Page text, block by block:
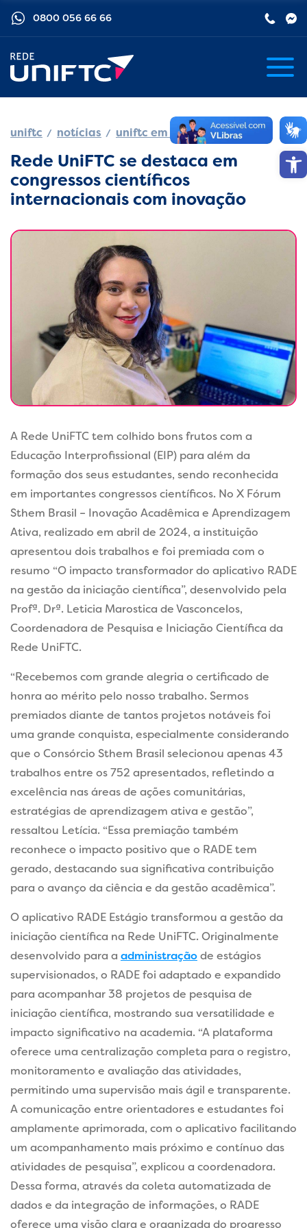
Barra
0800 056 66 66
uniftc notícias uniftc em movimento
Rede UniFTC se destaca em
congressos científicos
internacionais com inovação
A Rede UniFTC tem colhido bons frutos com a
Educação Interprofissional (EIP) para além da
formação dos seus estudantes, sendo reconhecida
em importantes congressos científicos. No X Fórum
Sthem Brasil – Inovação Acadêmica e Aprendizagem
Ativa, realizado em abril de 2024, a instituição
apresentou dois trabalhos e foi premiada com o
resumo “O impacto transformador do aplicativo RADE
na gestão da iniciação científica”, desenvolvido pela
Profª. Drª. Leticia Marostica de Vasconcelos,
Coordenadora de Pesquisa e Iniciação Científica da
Rede UniFTC.
“Recebemos com grande alegria o certificado de
honra ao mérito pelo nosso trabalho. Sermos
premiados diante de tantos projetos notáveis foi
uma grande conquista, especialmente considerando
que o Consórcio Sthem Brasil selecionou apenas 43
trabalhos entre os 752 apresentados, refletindo a
excelência nas áreas de ações comunitárias,
estratégias de aprendizagem ativa e gestão”,
ressaltou Letícia. “Essa premiação também
reconhece o impacto positivo que o RADE tem
gerado, destacando sua significativa contribuição
para o avanço da ciência e da gestão acadêmica”.
O aplicativo RADE Estágio transformou a gestão da
iniciação científica na Rede UniFTC. Originalmente
desenvolvido para a administraçãode estágios
supervisionados, o RADE foi adaptado e expandido
para acompanhar 38 projetos de pesquisa de
iniciação científica, mostrando sua versatilidade e
impacto significativo na academia. “A plataforma
oferece uma centralização completa para o registro,
monitoramento e avaliação das atividades,
permitindo uma supervisão mais ágil e transparente.
A comunicação entre orientadores e estudantes foi
amplamente aprimorada, com o aplicativo facilitando
um acompanhamento mais próximo e contínuo das
atividades de pesquisa”, explicou a coordenadora.
Dessa forma, através da coleta automatizada de
dados e da integração de informações, o RADE
oferece uma visão clara e organizada do progresso